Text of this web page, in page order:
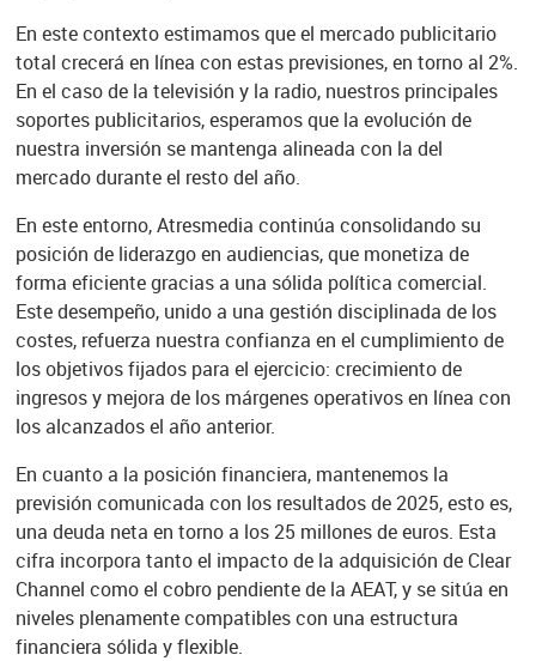
En este contexto estimamos que el mercado publicitario
total crecerá en línea con estas previsiones, en torno al 2%.
En el caso de la televisión y la radio, nuestros principales
soportes publicitarios, esperamos que la evolución de
nuestra inversión se mantenga alineada con la del
mercado durante el resto del año.
En este entorno, Atresmedia continúa consolidando su
posición de liderazgo en audiencias, que monetiza de
forma eficiente gracias a una sólida política comercial.
Este desempeño, unido a una gestión disciplinada de los
costes, refuerza nuestra confianza en el cumplimiento de
los objetivos fijados para el ejercicio: crecimiento de
ingresos y mejora de los márgenes operativos en línea con
los alcanzados el año anterior.
En cuanto a la posición financiera, mantenemos la
previsión comunicada con los resultados de 2025, esto es,
una deuda neta en torno a los 25 millones de euros. Esta
cifra incorpora tanto el impacto de la adquisición de Clear
Channel como el cobro pendiente de la AEAT, y se sitúa en
niveles plenamente compatibles con una estructura
financiera sólida y flexible.